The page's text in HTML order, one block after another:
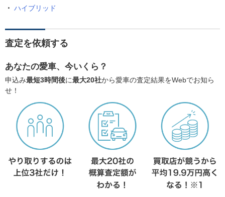
ハイブリッド
査定を依頼する
あなたの愛車、今いくら？
申込み最短3時間後に最大20社から愛車の査定結果をWebでお知ら
せ！